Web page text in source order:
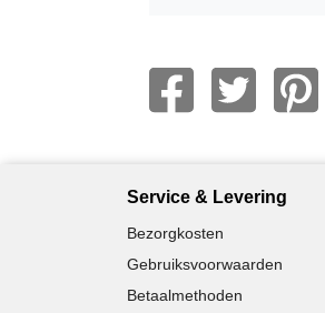
Service & Levering
Bezorgkosten
Gebruiksvoorwaarden
Betaalmethoden